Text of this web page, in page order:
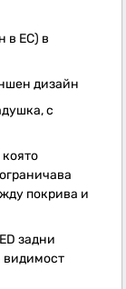
в ЕС) в
дизайн
с
покрива и
задни
видимост